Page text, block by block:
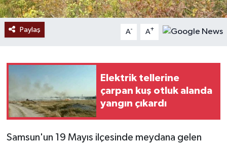
Paylaş A- A+
Elektrik tellerine
çarpan kuş otluk alanda
yangın çıkardı
Samsun'un 19 Mayıs ilçesinde meydana gelen